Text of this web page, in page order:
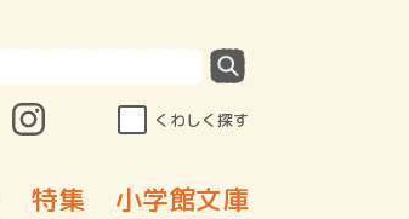
くわしく探す
特集 小学館文庫